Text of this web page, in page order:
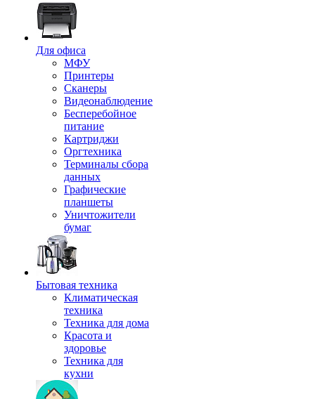
Для офиса
МФУ
Принтеры
Сканеры
Видеонаблюдение
Бесперебойное
питание
Картриджи
Оргтехника
Терминалы сбора
данных
Графические
планшеты
Уничтожители
бумаг
Бытовая техника
Климатическая
техника
Техника для дома
Красота и
здоровье
Техника для
кухни